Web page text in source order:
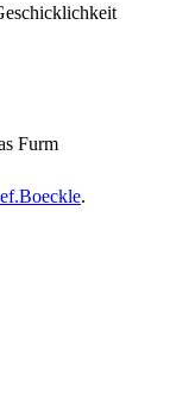
Furm
.